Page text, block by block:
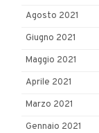
Agosto 2021
Giugno 2021
Maggio 2021
Aprile 2021
Marzo 2021
Gennaio 2021